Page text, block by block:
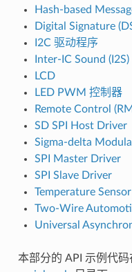
Hash-based
Digital Signature
I2C 驱动程序
Inter-IC Sound (I2S)
LCD
LED PWM 控制器
Remote Control
SD SPI Host Driver
Sigma-delta
SPI Master Driver
SPI Slave Driver
Temperature Sensor
Two-Wire
Universal
本部分的 API 示例代